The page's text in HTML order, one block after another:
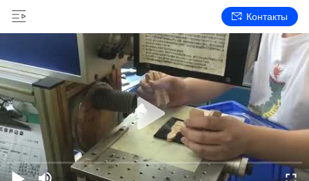
Контакты